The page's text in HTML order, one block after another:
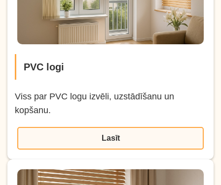
PVC logi
Viss par PVC logu izvēli, uzstādīšanu un
kopšanu.
Lasīt